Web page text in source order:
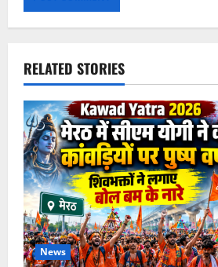
RELATED STORIES
News